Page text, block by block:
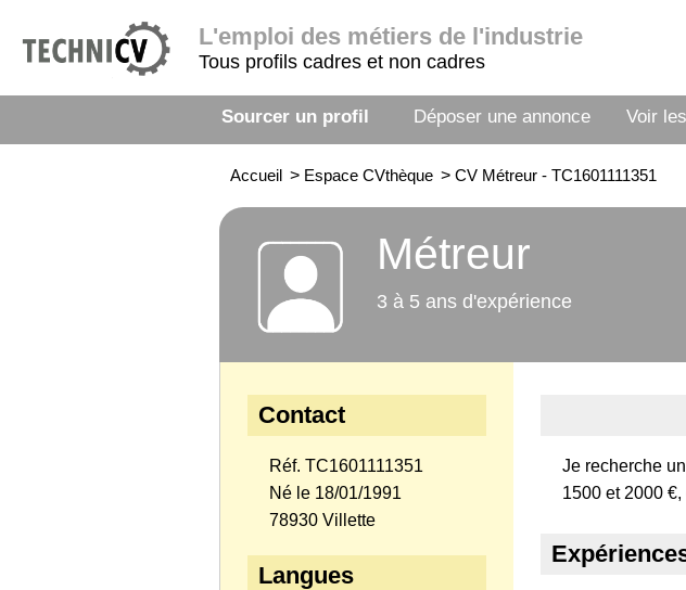
L'emploi des métiers de l'industrie
Tous profils cadres et non cadres
Sourcer un profil Déposer une annonce Voir
Accueil > Espace CVthèque > CV Métreur - TC1601111351
Métreur
3 à 5 ans d'expérience
Contact
Réf. TC1601111351
Né le 18/01/1991
78930 Villette
Langues
Je recherche
1500 et 2000